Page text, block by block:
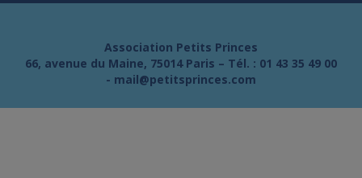
Association Petits Princes
66, avenue du Maine, 75014 Paris – Tél. : 01 43 35 49 00
- mail@petitsprinces.com